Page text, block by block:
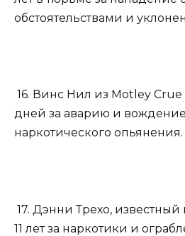
обстоятельствами и
16. Винс Нил из Motley Crue
дней за аварию и
наркотического опьянения.
17. Дэнни Трехо, известный
11 лет за наркотики и